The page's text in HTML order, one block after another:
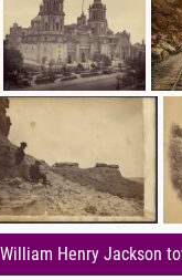
Henry Jackson